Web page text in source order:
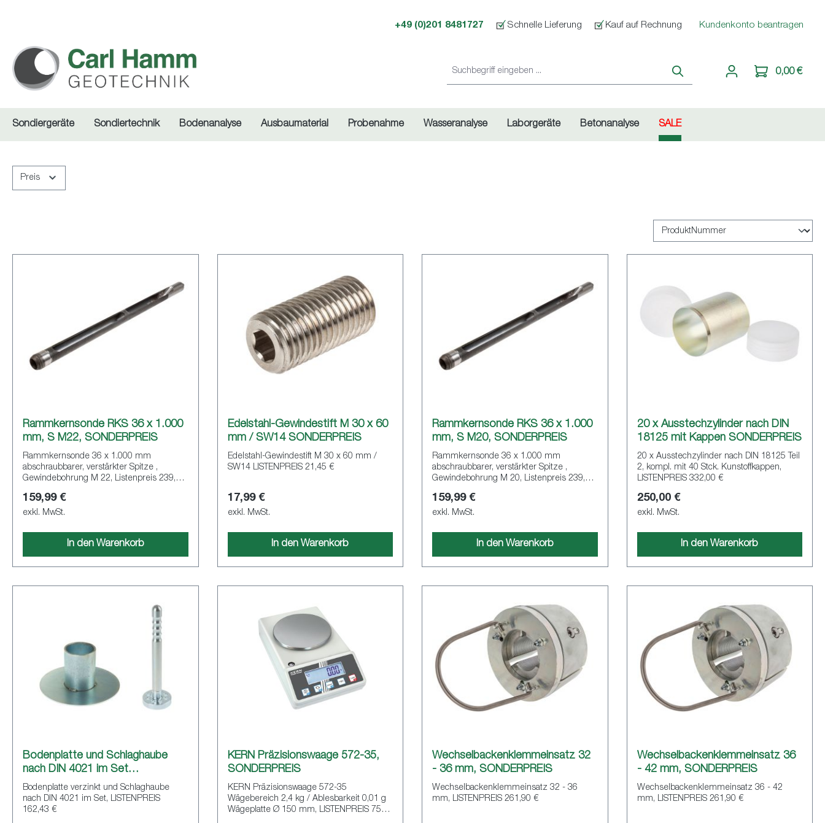
+49 (0)201 8481727 Schnelle Lieferung Kauf auf Rechnung Kundenkonto beantragen
0,00 €
Sondiergeräte Sondiertechnik Bodenanalyse Ausbaumaterial Probenahme Wasseranalyse Laborgeräte Betonanalyse SALE
Preis
Rammkernsonde RKS 36 x 1.000
mm, S M22, SONDERPREIS
Rammkernsonde 36 x 1.000 mm
abschraubbarer, verstärkter Spitze ,
Gewindebohrung M 22, Listenpreis 239,00
159,99 €
exkl. MwSt.
In den Warenkorb
Edelstahl-Gewindestift M 30 x 60
mm / SW14 SONDERPREIS
Edelstahl-Gewindestift M 30 x 60 mm /
SW14 LISTENPREIS 21,45 €
17,99 €
exkl. MwSt.
In den Warenkorb
Rammkernsonde RKS 36 x 1.000
mm, S M20, SONDERPREIS
Rammkernsonde 36 x 1.000 mm
abschraubbarer, verstärkter Spitze ,
Gewindebohrung M 20, Listenpreis 239,00
159,99 €
exkl. MwSt.
In den Warenkorb
20 x Ausstechzylinder nach DIN
18125 mit Kappen SONDERPREIS
20 x Ausstechzylinder nach DIN 18125 Teil
2, kompl. mit 40 Stck. Kunstoffkappen,
LISTENPREIS 332,00 €
250,00 €
exkl. MwSt.
In den Warenkorb
Bodenplatte und Schlaghaube
nach DIN 4021 im Set
SONDERPREIS
Bodenplatte verzinkt und Schlaghaube
nach DIN 4021 im Set, LISTENPREIS
162,43 €
KERN Präzisionswaage 572-35,
SONDERPREIS
KERN Präzisionswaage 572-35
Wägebereich 2,4 kg / Ablesbarkeit 0,01 g
Wägeplatte Ø 150 mm, LISTENPREIS 750€,
Wechselbackenklemmeinsatz 32
- 36 mm, SONDERPREIS
Wechselbackenklemmeinsatz 32 - 36
mm, LISTENPREIS 261,90 €
Wechselbackenklemmeinsatz 36
- 42 mm, SONDERPREIS
Wechselbackenklemmeinsatz 36 - 42
mm, LISTENPREIS 261,90 €